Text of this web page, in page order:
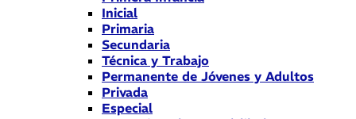
Inicial
Primaria
Secundaria
Técnica y Trabajo
Permanente de Jóvenes y Adultos
Privada
Especial